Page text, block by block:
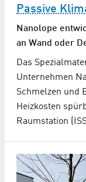
Passive
Nanolope
an Wand oder
Das
Unternehmen
Schmelzen und
Heizkosten
Raumstation